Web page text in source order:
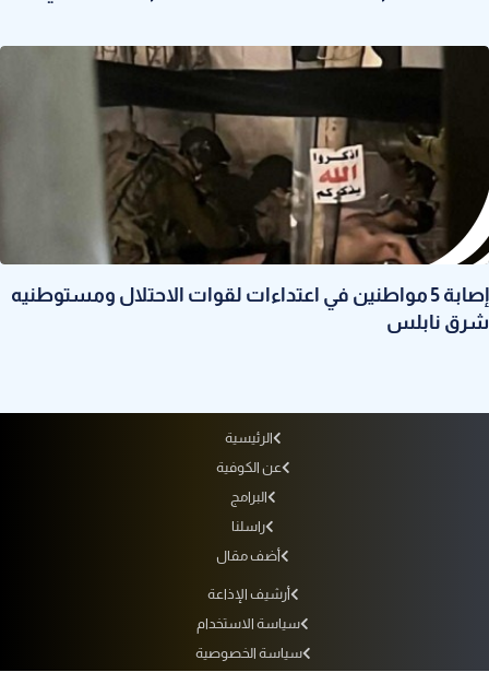
إصابة 5 مواطنين في اعتداءات لقوات الاحتلال ومستوطنيه
شرق نابلس
الرئيسية
عن الكوفية
البرامج
راسلنا
أضف مقال
أرشيف الإذاعة
سياسة الاستخدام
سياسة الخصوصية